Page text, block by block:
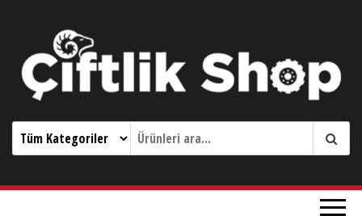
Çiftlik Shop 0533 644 3989